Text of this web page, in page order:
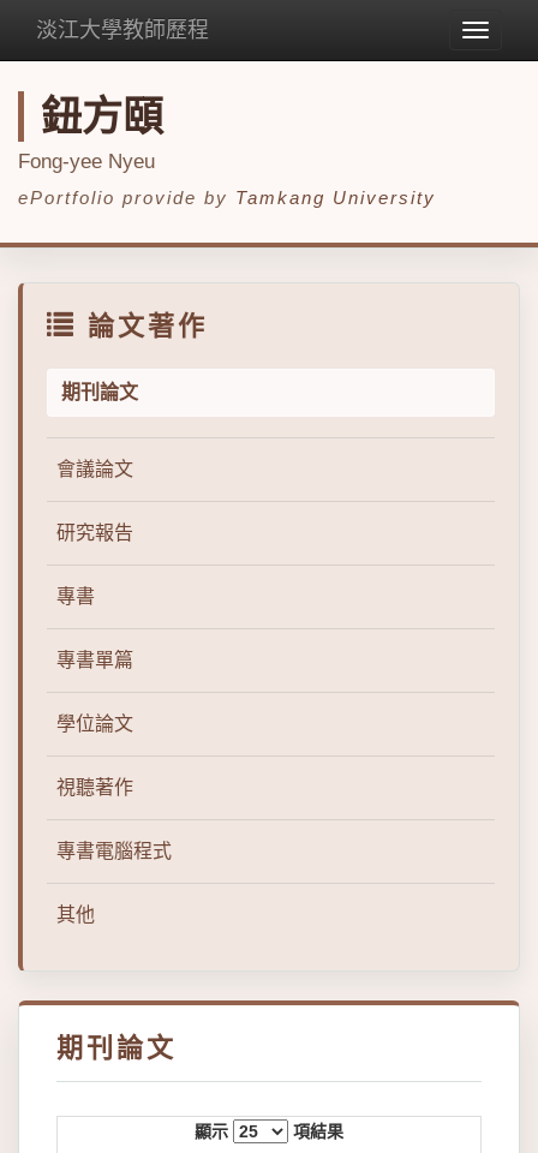
Toggle
淡江大學教師歷程
鈕方頤
Fong-yee Nyeu
ePortfolio provide by Tamkang University
論文著作
期刊論文
會議論文
研究報告
專書
專書單篇
學位論文
視聽著作
專書電腦程式
其他
期刊論文
顯示 項結果